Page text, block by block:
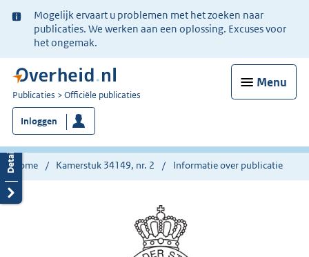
Ter
informatie:
Mogelijk ervaart u problemen met het zoeken naar
publicaties. We werken aan een oplossing. Excuses voor
het ongemak.
Menu
U
bent
nu
hier:
Publicaties Officiële publicaties
Inloggen
Home Kamerstuk 34149, nr. 2 Informatie over publicatie